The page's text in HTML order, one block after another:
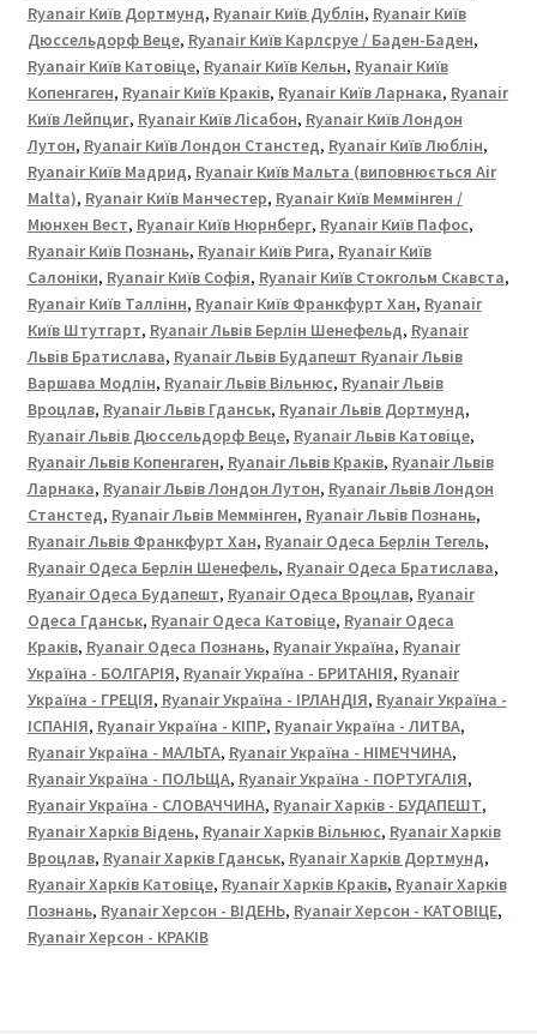
|
ЗАПОРІЖЖЯ
Ryanair Київ Дортмунд, Ryanair Київ Дублін, Ryanair Київ
Дюссельдорф Веце, Ryanair Київ Карлсруе / Баден-Баден,
Ryanair Київ Катовіце, Ryanair Київ Кельн, Ryanair Київ
Копенгаген, Ryanair Київ Краків, Ryanair Київ Ларнака, Ryanair
Київ Лейпциг, Ryanair Київ Лісабон, Ryanair Київ Лондон
Лутон, Ryanair Київ Лондон Станстед, Ryanair Київ Люблін,
Ryanair Київ Мадрид, Ryanair Київ Мальта (виповнюється Air
Malta), Ryanair Київ Манчестер, Ryanair Київ Меммінген /
Мюнхен Вест, Ryanair Київ Нюрнберг, Ryanair Київ Пафос,
Ryanair Київ Познань, Ryanair Київ Рига, Ryanair Київ
Салоніки, Ryanair Київ Софія, Ryanair Київ Стокгольм Скавста,
Ryanair Київ Таллінн, Ryanair Київ Франкфурт Хан, Ryanair
Київ Штутгарт, Ryanair Львів Берлін Шенефельд, Ryanair
Львів Братислава, Ryanair Львів Будапешт Ryanair Львів
Варшава Модлін, Ryanair Львів Вільнюс, Ryanair Львів
Вроцлав, Ryanair Львів Гданськ, Ryanair Львів Дортмунд,
Ryanair Львів Дюссельдорф Веце, Ryanair Львів Катовіце,
Ryanair Львів Копенгаген, Ryanair Львів Краків, Ryanair Львів
Ларнака, Ryanair Львів Лондон Лутон, Ryanair Львів Лондон
Станстед, Ryanair Львів Меммінген, Ryanair Львів Познань,
Ryanair Львів Франкфурт Хан, Ryanair Одеса Берлін Тегель,
Ryanair Одеса Берлін Шенефель, Ryanair Одеса Братислава,
Ryanair Одеса Будапешт, Ryanair Одеса Вроцлав, Ryanair
Одеса Гданськ, Ryanair Одеса Катовіце, Ryanair Одеса
Краків, Ryanair Одеса Познань, Ryanair Україна, Ryanair
Україна - БОЛГАРІЯ, Ryanair Україна - БРИТАНІЯ, Ryanair
Україна - ГРЕЦІЯ, Ryanair Україна - ІРЛАНДІЯ, Ryanair Україна -
ІСПАНІЯ, Ryanair Україна - КІПР, Ryanair Україна - ЛИТВА,
Ryanair Україна - МАЛЬТА, Ryanair Україна - НІМЕЧЧИНА,
Ryanair Україна - ПОЛЬЩА, Ryanair Україна - ПОРТУГАЛІЯ,
Ryanair Україна - СЛОВАЧЧИНА, Ryanair Харків - БУДАПЕШТ,
Ryanair Харків Відень, Ryanair Харків Вільнюс, Ryanair Харків
Вроцлав, Ryanair Харків Гданськ, Ryanair Харків Дортмунд,
Ryanair Харків Катовіце, Ryanair Харків Краків, Ryanair Харків
Познань, Ryanair Херсон - ВІДЕНЬ, Ryanair Херсон - КАТОВІЦЕ,
Ryanair Херсон - КРАКІВ